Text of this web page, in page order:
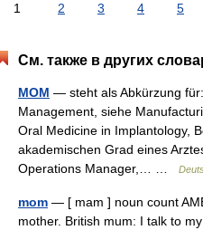
1 2 3 4 5
См. также в других
MOM — steht als Abkürzung
Management, siehe
Oral Medicine in Implantology,
akademischen Grad eines
Operations Manager,… …
mom — [ mam ] noun count
mother. British mum: I talk to